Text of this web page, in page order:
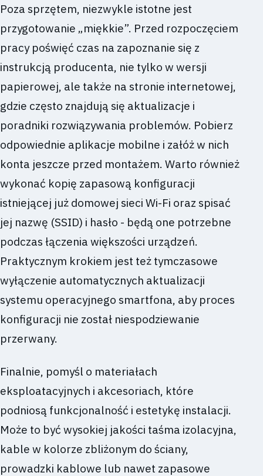
Poza sprzętem, niezwykle istotne jest
przygotowanie „miękkie”. Przed rozpoczęciem
pracy poświęć czas na zapoznanie się z
instrukcją producenta, nie tylko w wersji
papierowej, ale także na stronie internetowej,
gdzie często znajdują się aktualizacje i
poradniki rozwiązywania problemów. Pobierz
odpowiednie aplikacje mobilne i załóż w nich
konta jeszcze przed montażem. Warto również
wykonać kopię zapasową konfiguracji
istniejącej już domowej sieci Wi-Fi oraz spisać
jej nazwę (SSID) i hasło - będą one potrzebne
podczas łączenia większości urządzeń.
Praktycznym krokiem jest też tymczasowe
wyłączenie automatycznych aktualizacji
systemu operacyjnego smartfona, aby proces
konfiguracji nie został niespodziewanie
przerwany.
Finalnie, pomyśl o materiałach
eksploatacyjnych i akcesoriach, które
podniosą funkcjonalność i estetykę instalacji.
Może to być wysokiej jakości taśma izolacyjna,
kable w kolorze zbliżonym do ściany,
prowadzki kablowe lub nawet zapasowe